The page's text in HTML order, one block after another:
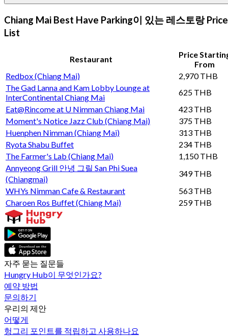
Chiang Mai Best Have Parking이 있는 레스토랑 Price
List
Restaurant
Price
From
Redbox (Chiang Mai)
2,970 THB
The Gad Lanna and Kam Lobby Lounge at
InterContinental Chiang Mai
625 THB
Eat@Rincome at U Nimman Chiang Mai
423 THB
Moment's Notice Jazz Club (Chiang Mai)
375 THB
Huenphen Nimman (Chiang Mai)
313 THB
Ryota Shabu Buffet
234 THB
The Farmer's Lab (Chiang Mai)
1,150 THB
Annyeong Grill 안녕 그릴 San Phi Suea
(Chiangmai)
349 THB
WHYs Nimman Cafe & Restaurant
563 THB
Charoen Ros Buffet (Chiang Mai)
259 THB
자주 묻는 질문들
Hungry Hub이 무엇인가요?
예약 방법
문의하기
우리의 제안
어떻게
헝그리 포인트를 적립하고 사용하나요